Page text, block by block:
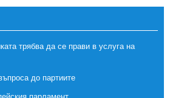
трябва да се прави в услуга на
до партиите